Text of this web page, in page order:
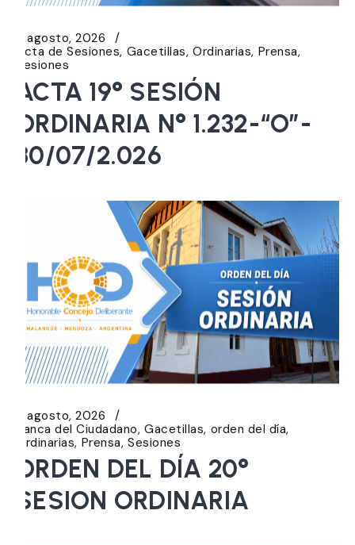
5 agosto, 2026
Acta de Sesiones Gacetillas Ordinarias Prensa
Sesiones
ACTA 19° SESIÓN
ORDINARIA N° 1.232-“O”-
30/07/2.026
5 agosto, 2026
Banca del Ciudadano Gacetillas orden del día
Ordinarias Prensa Sesiones
ORDEN DEL DÍA 20°
SESION ORDINARIA